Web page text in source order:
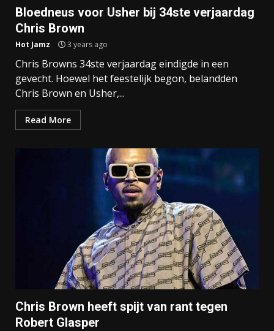
Bloedneus voor Usher bij 34ste verjaardag
Chris Brown
Hot Jamz 3 years ago
Chris Browns 34ste verjaardag eindigde in een
gevecht. Hoewel het feestelijk begon, belandden
Chris Brown en Usher,...
Read More
Chris Brown heeft spijt van rant tegen
Robert Glasper